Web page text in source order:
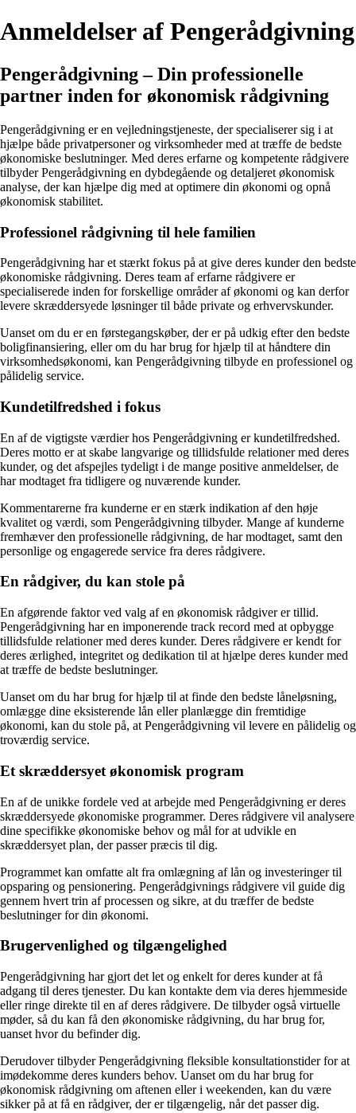
Anmeldelser af Pengerådgivning
Pengerådgivning – Din professionelle
partner inden for økonomisk rådgivning
Pengerådgivning er en vejledningstjeneste, der specialiserer sig i at
hjælpe både privatpersoner og virksomheder med at træffe de bedste
økonomiske beslutninger. Med deres erfarne og kompetente rådgivere
tilbyder Pengerådgivning en dybdegående og detaljeret økonomisk
analyse, der kan hjælpe dig med at optimere din økonomi og opnå
økonomisk stabilitet.
Professionel rådgivning til hele familien
Pengerådgivning har et stærkt fokus på at give deres kunder den bedste
økonomiske rådgivning. Deres team af erfarne rådgivere er
specialiserede inden for forskellige områder af økonomi og kan derfor
levere skræddersyede løsninger til både private og erhvervskunder.
Uanset om du er en førstegangskøber, der er på udkig efter den bedste
boligfinansiering, eller om du har brug for hjælp til at håndtere din
virksomhedsøkonomi, kan Pengerådgivning tilbyde en professionel og
pålidelig service.
Kundetilfredshed i fokus
En af de vigtigste værdier hos Pengerådgivning er kundetilfredshed.
Deres motto er at skabe langvarige og tillidsfulde relationer med deres
kunder, og det afspejles tydeligt i de mange positive anmeldelser, de
har modtaget fra tidligere og nuværende kunder.
Kommentarerne fra kunderne er en stærk indikation af den høje
kvalitet og værdi, som Pengerådgivning tilbyder. Mange af kunderne
fremhæver den professionelle rådgivning, de har modtaget, samt den
personlige og engagerede service fra deres rådgivere.
En rådgiver, du kan stole på
En afgørende faktor ved valg af en økonomisk rådgiver er tillid.
Pengerådgivning har en imponerende track record med at opbygge
tillidsfulde relationer med deres kunder. Deres rådgivere er kendt for
deres ærlighed, integritet og dedikation til at hjælpe deres kunder med
at træffe de bedste beslutninger.
Uanset om du har brug for hjælp til at finde den bedste låneløsning,
omlægge dine eksisterende lån eller planlægge din fremtidige
økonomi, kan du stole på, at Pengerådgivning vil levere en pålidelig og
troværdig service.
Et skræddersyet økonomisk program
En af de unikke fordele ved at arbejde med Pengerådgivning er deres
skræddersyede økonomiske programmer. Deres rådgivere vil analysere
dine specifikke økonomiske behov og mål for at udvikle en
skræddersyet plan, der passer præcis til dig.
Programmet kan omfatte alt fra omlægning af lån og investeringer til
opsparing og pensionering. Pengerådgivnings rådgivere vil guide dig
gennem hvert trin af processen og sikre, at du træffer de bedste
beslutninger for din økonomi.
Brugervenlighed og tilgængelighed
Pengerådgivning har gjort det let og enkelt for deres kunder at få
adgang til deres tjenester. Du kan kontakte dem via deres hjemmeside
eller ringe direkte til en af deres rådgivere. De tilbyder også virtuelle
møder, så du kan få den økonomiske rådgivning, du har brug for,
uanset hvor du befinder dig.
Derudover tilbyder Pengerådgivning fleksible konsultationstider for at
imødekomme deres kunders behov. Uanset om du har brug for
økonomisk rådgivning om aftenen eller i weekenden, kan du være
sikker på at få en rådgiver, der er tilgængelig, når det passer dig.